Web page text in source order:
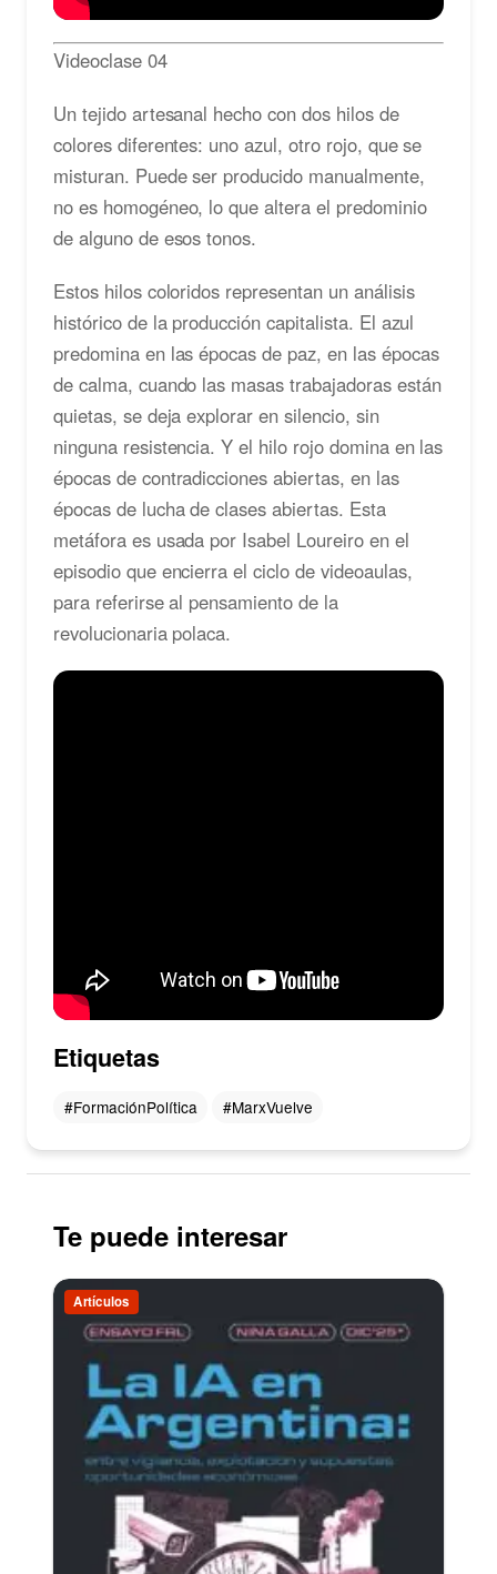
Videoclase 04
Un tejido artesanal hecho con dos hilos de
colores diferentes: uno azul, otro rojo, que se
misturan. Puede ser producido manualmente,
no es homogéneo, lo que altera el predominio
de alguno de esos tonos.
Estos hilos coloridos representan un análisis
histórico de la producción capitalista. El azul
predomina en las épocas de paz, en las épocas
de calma, cuando las masas trabajadoras están
quietas, se deja explorar en silencio, sin
ninguna resistencia. Y el hilo rojo domina en las
épocas de contradicciones abiertas, en las
épocas de lucha de clases abiertas. Esta
metáfora es usada por Isabel Loureiro en el
episodio que encierra el ciclo de videoaulas,
para referirse al pensamiento de la
revolucionaria polaca.
Etiquetas
#FormaciónPolítica #MarxVuelve
Te puede interesar
Artículos